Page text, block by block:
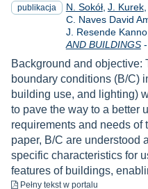
publikacja N. Sokół J. Kurek
C. Naves David
J. Resende Kanno
AND BUILDINGS-
Background and objective:
boundary conditions (B/C)
building use, and lighting)
to pave the way to a better
requirements and needs of
paper, B/C are understood
specific characteristics for
features of buildings,
Pełny tekst do pobrania
w portalu